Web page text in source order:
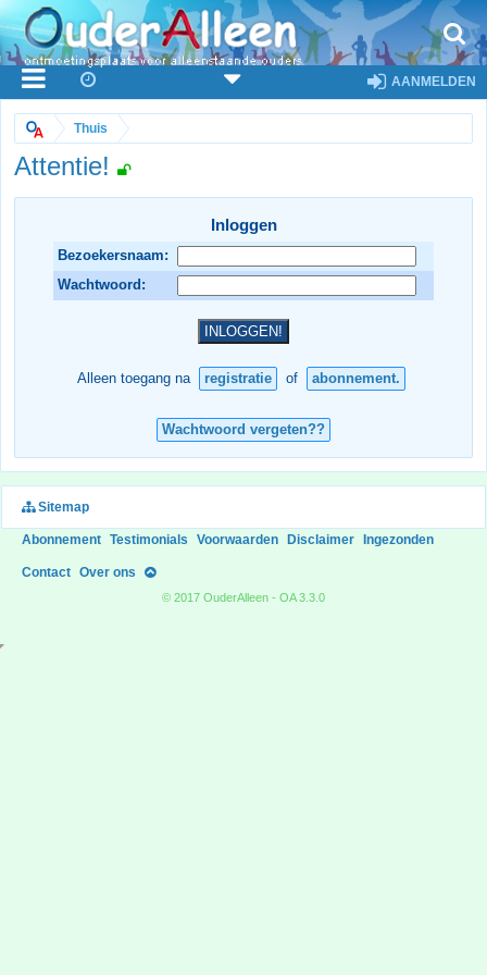
AANMELDEN
Thuis
Attentie!
Inloggen
Bezoekersnaam:
Wachtwoord:
Alleen toegang na registratie of abonnement.
Wachtwoord vergeten??
Sitemap
Abonnement Testimonials Voorwaarden Disclaimer Ingezonden
Contact Over ons
© 2017 OuderAlleen - OA 3.3.0